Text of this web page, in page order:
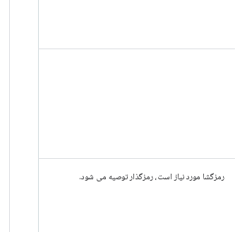
رمزگشا مورد نیاز است، رمزگذار توصیه می شود.